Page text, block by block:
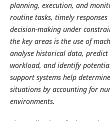
planning, execution, and
routine tasks, timely
decision-making under
the key areas is the use of
analyse historical data,
workload, and identify
support systems help
situations by accounting for
environments.